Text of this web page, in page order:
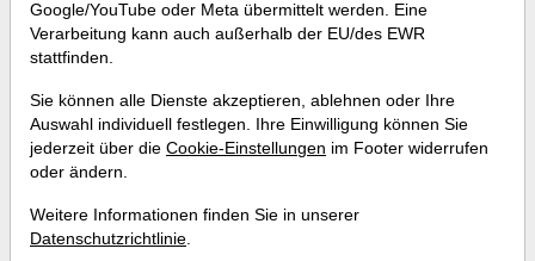
Dividenden-Depot Starter
Webinar: Wie wir 10 %
Ausschüttungsrendite erreichen
Referent:Simon Betschinger
Google/YouTube oder Meta übermittelt werden. Eine
Verarbeitung kann auch außerhalb der EU/des EWR
stattfinden.
Sie können alle Dienste akzeptieren, ablehnen oder Ihre
Auswahl individuell festlegen. Ihre Einwilligung können Sie
jederzeit über die Cookie-Einstellungen im Footer widerrufen
oder ändern.
Weitere Informationen finden Sie in unserer
Datenschutzrichtlinie.